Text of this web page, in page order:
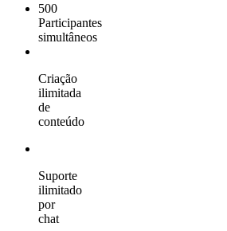
500
Participantes
simultâneos
Criação
ilimitada
de
conteúdo
Suporte
ilimitado
por
chat